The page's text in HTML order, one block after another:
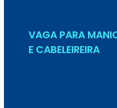
VAGA PARA
E CABELEIREIRA